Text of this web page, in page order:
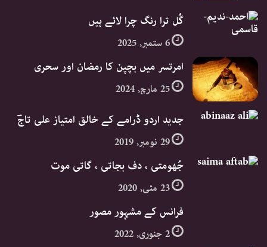
گُل ترا رنگ چرا لائے ہیں
6 ستمبر, 2025
امرتسر میں بچپن کا رمضان اور سحری
25 مارچ, 2024
جدید اردو ڈرامے کے خالق امتیاز علی تاجؔ
29 نومبر, 2019
جُھومتی ، دف بجاتی ، گاتی موت
23 مئی, 2020
فرانس کے مشہور مصور
2 جنوری, 2022